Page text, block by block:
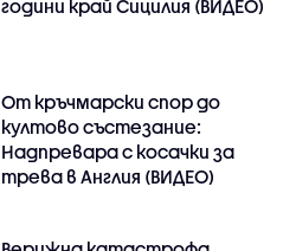
години край Сицилия (ВИДЕО)
От кръчмарски спор до
култово състезание:
Надпревара с косачки за
трева в Англия (ВИДЕО)